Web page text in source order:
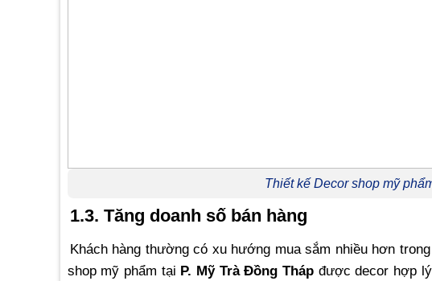
Thiết kế Decor shop mỹ
1.3. Tăng doanh số bán hàng
Khách hàng thường có xu hướng mua sắm nhiều hơn
shop mỹ phẩm tại P. Mỹ Trà Đồng Thápđược decor hợp lý